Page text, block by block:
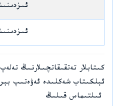
ئىزدىنىش-
ئىزدىنىش-
كىتابلار تەتقىقاتچىلارنىڭ
ئېلكىتاب شەكلىدە ئەۋەتىپ
ئىلتىماس قىلىڭ